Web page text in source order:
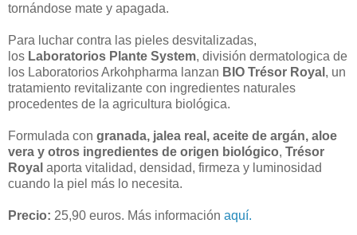
tornándose mate y apagada.
Para luchar contra las pieles desvitalizadas,
los Laboratorios Plante System, división dermatologica de
los Laboratorios Arkohpharma lanzan BIO Trésor Royal , un
tratamiento revitalizante con ingredientes naturales
procedentes de la agricultura biológica.
Formulada con granada, jalea real, aceite de argán, aloe
vera y otros ingredientes de origen biológico, Trésor
Royal aporta vitalidad, densidad, firmeza y luminosidad
cuando la piel más lo necesita.
Precio: 25,90 euros. Más información aquí.